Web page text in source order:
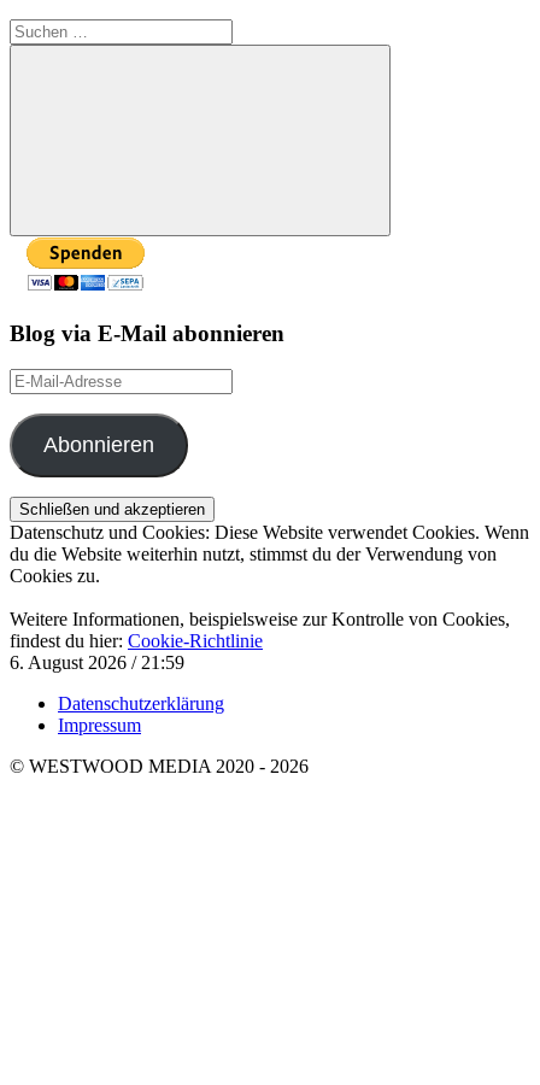
Suchen
nach:
Suchen
Blog via E-Mail abonnieren
E-
Mail-
Adresse
Abonnieren
Datenschutz und Cookies: Diese Website verwendet Cookies. Wenn
du die Website weiterhin nutzt, stimmst du der Verwendung von
Cookies zu.
Weitere Informationen, beispielsweise zur Kontrolle von Cookies,
findest du hier: Cookie-Richtlinie
6. August 2026 / 21:59
Datenschutzerklärung
Impressum
© WESTWOOD MEDIA 2020 - 2026